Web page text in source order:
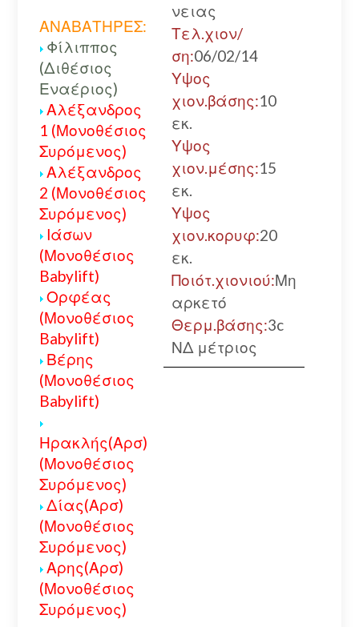
ΑΝΑΒΑΤΗΡΕΣ:
Φίλιππος
(Διθέσιος
Εναέριος)
Αλέξανδρος
1 (Μονοθέσιος
Συρόμενος)
Αλέξανδρος
2 (Μονοθέσιος
Συρόμενος)
Ιάσων
(Μονοθέσιος
Babylift)
Ορφέας
(Μονοθέσιος
Babylift)
Βέρης
(Μονοθέσιος
Babylift)
Ηρακλής(Αρσ)
(Μονοθέσιος
Συρόμενος)
Δίας(Αρσ)
(Μονοθέσιος
Συρόμενος)
Αρης(Αρσ)
(Μονοθέσιος
Συρόμενος)
νειας
Τελ.χιον/
ση:06/02/14
Υψος
χιον.βάσης:10
εκ.
Υψος
χιον.μέσης:15
εκ.
Υψος
χιον.κορυφ:20
εκ.
Ποιότ.χιονιού:Μη
αρκετό
Θερμ.βάσης:3c
ΝΔ μέτριος